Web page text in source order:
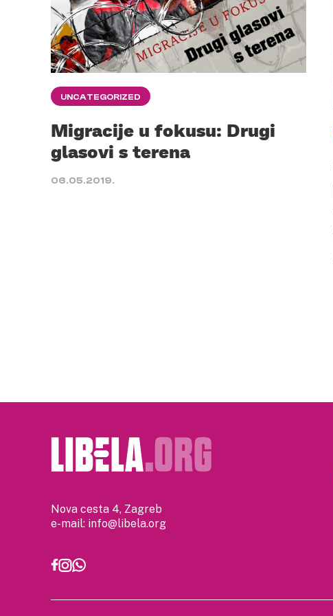
UNCATEGORIZED
Migracije u fokusu: Drugi
glasovi s terena
06.05.2019.
Nova cesta 4, Zagreb
e-mail: info@libela.org